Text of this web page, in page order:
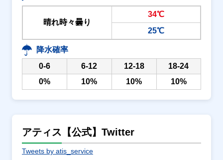
晴れ時々曇り
34℃
25℃
降水確率
0-6
6-12 12-18
18-24
0%
10% 10% 10%
アティス【公式】Twitter
Tweets by atis_service